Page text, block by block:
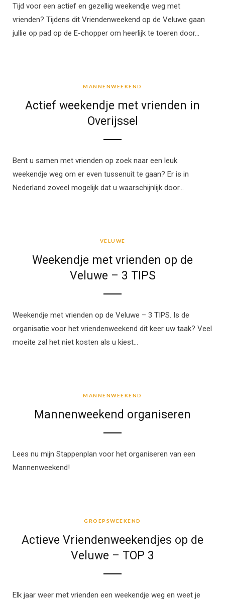
Tijd voor een actief en gezellig weekendje weg met
vrienden? Tijdens dit Vriendenweekend op de Veluwe gaan
jullie op pad op de E-chopper om heerlijk te toeren door…
MANNENWEEKEND
Actief weekendje met vrienden in
Overijssel
Bent u samen met vrienden op zoek naar een leuk
weekendje weg om er even tussenuit te gaan? Er is in
Nederland zoveel mogelijk dat u waarschijnlijk door…
VELUWE
Weekendje met vrienden op de
Veluwe – 3 TIPS
Weekendje met vrienden op de Veluwe – 3 TIPS. Is de
organisatie voor het vriendenweekend dit keer uw taak? Veel
moeite zal het niet kosten als u kiest…
MANNENWEEKEND
Mannenweekend organiseren
Lees nu mijn Stappenplan voor het organiseren van een
Mannenweekend!
GROEPSWEEKEND
Actieve Vriendenweekendjes op de
Veluwe – TOP 3
Elk jaar weer met vrienden een weekendje weg en weet je